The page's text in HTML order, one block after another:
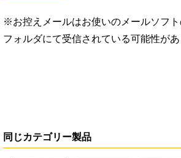
※お控えメールはお使いのメールソフト
フォルダにて受信されている可能性があ
同じカテゴリー製品